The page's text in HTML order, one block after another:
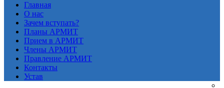
Главная
О нас
Зачем вступать?
Планы АРМИТ
Прием в АРМИТ
Члены АРМИТ
Правление АРМИТ
Контакты
Устав